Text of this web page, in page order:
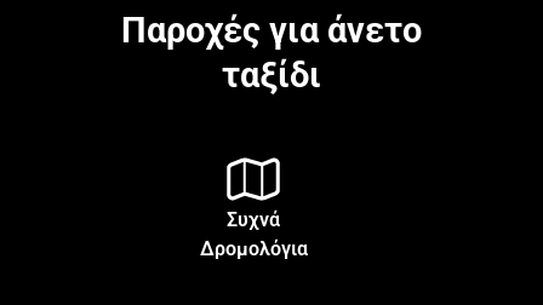
Παροχές για άνετο
ταξίδι
Συχνά
Δρομολόγια